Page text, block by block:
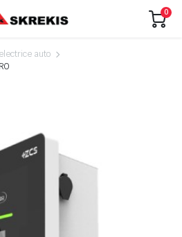
0
auto